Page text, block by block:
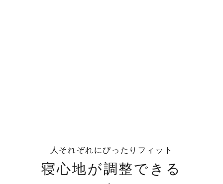
人それぞれにぴったりフィット
寝心地が調整できる